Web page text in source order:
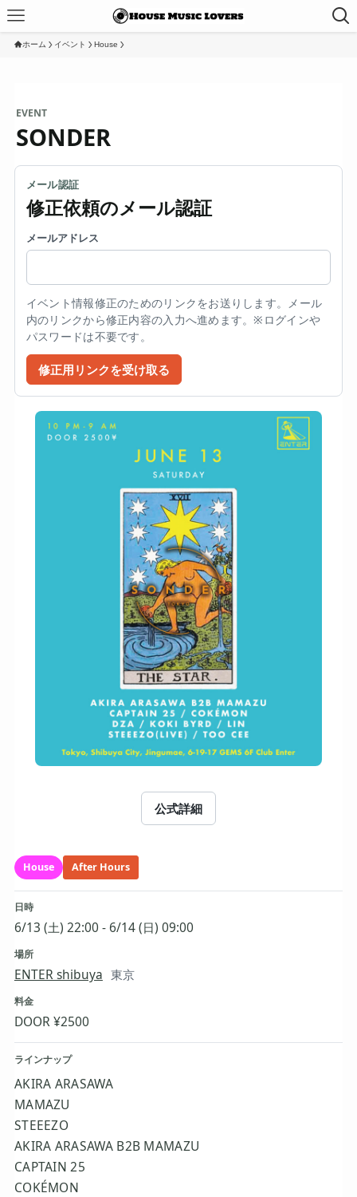
ホーム イベント House
EVENT
SONDER
メール認証
修正依頼のメール認証
メールアドレス
イベント情報修正のためのリンクをお送りします。メール
内のリンクから修正内容の入力へ進めます。※ログインや
パスワードは不要です。
修正用リンクを受け取る
公式詳細
House After Hours
日時
6/13 (土) 22:00 - 6/14 (日) 09:00
場所
ENTER shibuya 東京
料金
DOOR ¥2500
ラインナップ
AKIRA ARASAWA
MAMAZU
STEEEZO
AKIRA ARASAWA B2B MAMAZU
CAPTAIN 25
COKÉMON